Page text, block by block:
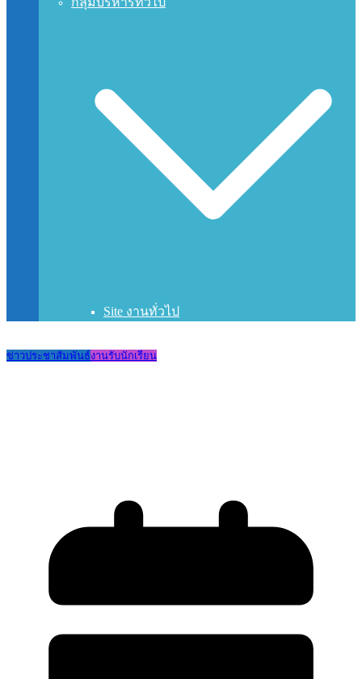
Site งานทั่วไป
ข่าวประชาสัมพันธ์งานรับนักเรียน